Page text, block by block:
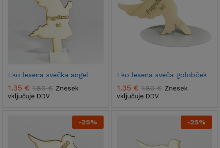
Eko lesena svečka angel
1.35 € 1.80€ Znesek
vključuje DDV
Eko lesena sveča golobček
1.35 € 1.80€ Znesek
vključuje DDV
-25% -25%